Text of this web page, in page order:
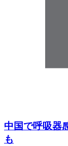
中国で呼吸器
も